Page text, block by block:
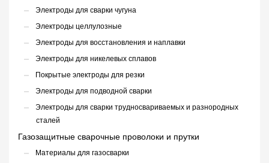
Электроды для сварки чугуна
Электроды целлулозные
Электроды для восстановления и наплавки
Электроды для никелевых сплавов
Покрытые электроды для резки
Электроды для подводной сварки
Электроды для сварки трудносвариваемых и разнородных
сталей
Газозащитные сварочные проволоки и прутки
Материалы для газосварки